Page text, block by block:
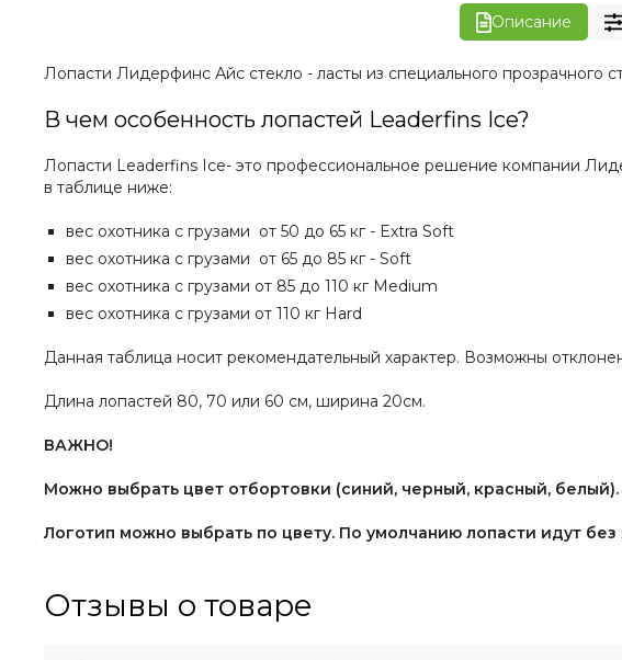
Описание
Лопасти Лидерфинс Айс стекло - ласты из специального прозрачного
В чем особенность лопастей Leaderfins Ice?
Лопасти Leaderfins Ice- это профессиональное решение компании
в таблице ниже:
вес охотника с грузами от 50 до 65 кг - Extra Soft
вес охотника с грузами от 65 до 85 кг - Soft
вес охотника с грузами от 85 до 110 кг Medium
вес охотника с грузами от 110 кг Hard
Данная таблица носит рекомендательный характер. Возможны
Длина лопастей 80, 70 или 60 см, ширина 20см.
ВАЖНО!
Можно выбрать цвет отбортовки (синий, черный, красный, белый).
Логотип можно выбрать по цвету. По умолчанию лопасти идут
Отзывы о товаре